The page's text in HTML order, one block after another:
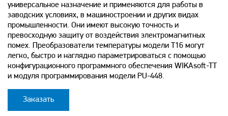
универсальное назначение и применяются для работы в
заводских условиях, в машиностроении и других видах
промышленности. Они имеют высокую точность и
превосходную защиту от воздействия электромагнитных
помех. Преобразователи температуры модели T16 могут
легко, быстро и наглядно параметрироваться с помощью
конфигурационного программного обеспечения WIKAsoft-TT
и модуля программирования модели PU-448.
Заказать